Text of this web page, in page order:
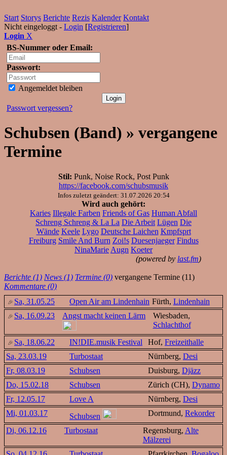
Start Storys Berichte Rezis Kalender Kontakt
Nicht eingeloggt - Login [Registrieren]
Login X
BS-Nummer oder Email:
Passwort:
Angemeldet bleiben
Passwort vergessen?
Schubsen (Band) » vergangene
Termine
Stil: Punk, Noise Rock, Post Punk
https://facebook.com/schubsmusik
Infos zuletzt geändert: 31.07.2026 20:54
Wird auch gehört:
Karies Illegale Farben Friends of Gas Human Abfall
Schreng Schreng & La La Die Arbeit Lügen Die
Wände Keele Lygo Deutsche Laichen Kmpfsprt
Freiburg Smile And Burn Zoi!s Duesenjaeger Findus
NinaMarie Augn Koeter
(powered by last.fm)
Berichte (1) News (1) Termine (0) vergangene Termine (11)
Kommentare (0)
Sa, 31.05.25
Open Air am Lindenhain Fürth, Lindenhain
Sa, 16.09.23
Angst macht keinen Lärm
Wiesbaden,
Schlachthof
Sa, 18.06.22
IN!DIE.musik Festival Hof, Freizeithalle
Sa, 23.03.19
Turbostaat Nürnberg, Desi
Fr, 08.03.19
Schubsen Duisburg, Djäzz
Do, 15.02.18
Schubsen Zürich (CH), Dynamo
Fr, 12.05.17
Love A Nürnberg, Desi
Mi, 01.03.17
Schubsen Dortmund, Rekorder
Di, 06.12.16
Turbostaat Regensburg, Alte
Mälzerei